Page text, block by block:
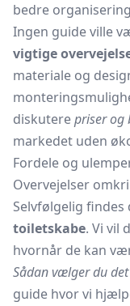
bedre
Ingen guide ville
vigtige
materiale og
diskuterepriser og
markedet uden
Fordele og
Overvejelser
Selvfølgelig findes
toiletskabe. Vi vil
hvornår de kan
Sådan vælger du
guide hvor vi